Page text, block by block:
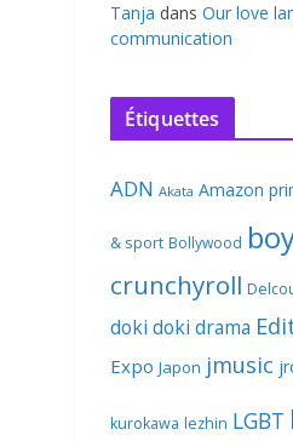
Tanja dans Our love
communication
Étiquettes
ADN Akata Amazon
& sport Bollywood
crunchyroll
doki doki drama
Expo Japon jmusic
kurokawa lezhin LGBT